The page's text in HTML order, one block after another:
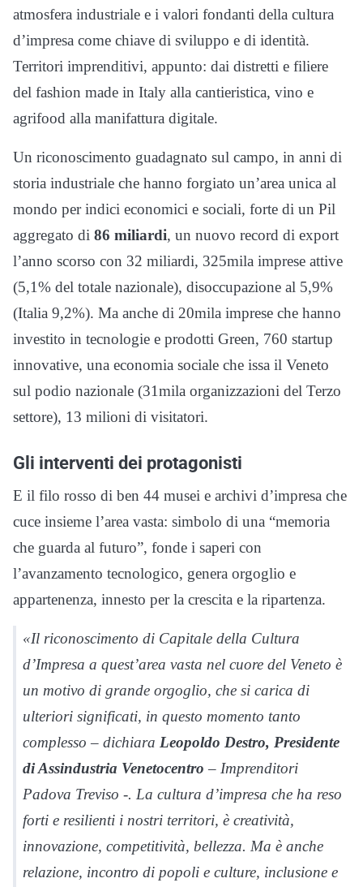
atmosfera industriale e i valori fondanti della cultura
d’impresa come chiave di sviluppo e di identità.
Territori imprenditivi, appunto: dai distretti e filiere
del fashion made in Italy alla cantieristica, vino e
agrifood alla manifattura digitale.
Un riconoscimento guadagnato sul campo, in anni di
storia industriale che hanno forgiato un’area unica al
mondo per indici economici e sociali, forte di un Pil
aggregato di 86 miliardi, un nuovo record di export
l’anno scorso con 32 miliardi, 325mila imprese attive
(5,1% del totale nazionale), disoccupazione al 5,9%
(Italia 9,2%). Ma anche di 20mila imprese che hanno
investito in tecnologie e prodotti Green, 760 startup
innovative, una economia sociale che issa il Veneto
sul podio nazionale (31mila organizzazioni del Terzo
settore), 13 milioni di visitatori.
Gli interventi dei protagonisti
E il filo rosso di ben 44 musei e archivi d’impresa che
cuce insieme l’area vasta: simbolo di una “memoria
che guarda al futuro”, fonde i saperi con
l’avanzamento tecnologico, genera orgoglio e
appartenenza, innesto per la crescita e la ripartenza.
«Il riconoscimento di Capitale della Cultura
d’Impresa a quest’area vasta nel cuore del Veneto è
un motivo di grande orgoglio, che si carica di
ulteriori significati, in questo momento tanto
complesso – dichiara Leopoldo Destro, Presidente
di Assindustria Venetocentro – Imprenditori
Padova Treviso -. La cultura d’impresa che ha reso
forti e resilienti i nostri territori, è creatività,
innovazione, competitività, bellezza. Ma è anche
relazione, incontro di popoli e culture, inclusione e